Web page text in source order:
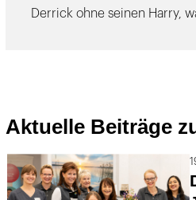
Derrick ohne seinen Harry,
Aktuelle Beiträge